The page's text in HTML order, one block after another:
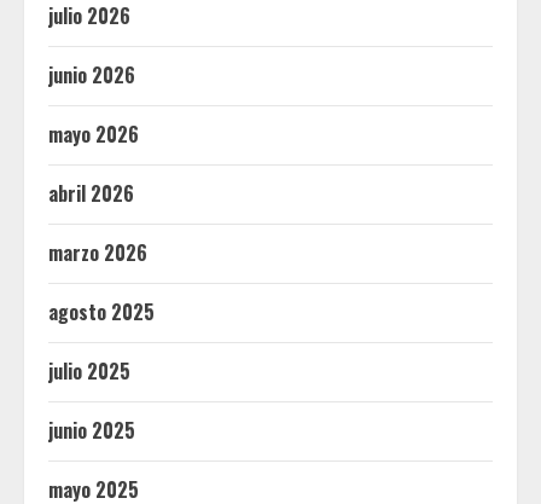
julio 2026
junio 2026
mayo 2026
abril 2026
marzo 2026
agosto 2025
julio 2025
junio 2025
mayo 2025